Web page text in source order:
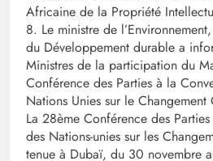
Africaine de la Propriété
8. Le ministre de
du Développement durable a
Ministres de la participation du
Conférence des Parties à la
Nations Unies sur le Changement
La 28ème Conférence des
des Nations-unies sur les
tenue à Dubaï, du 30 novembre